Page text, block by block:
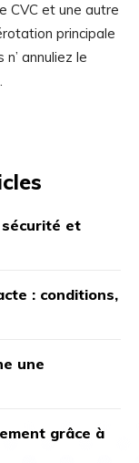
CVC et une autre
principale
annuliez le
et
: conditions,
une
grâce à